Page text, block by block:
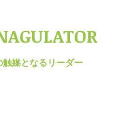
触媒となるリーダー